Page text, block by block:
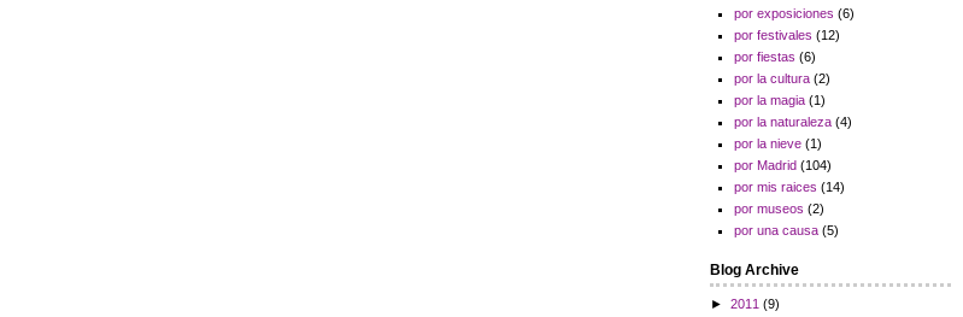
por exposiciones (6)
por festivales (12)
por fiestas (6)
por la cultura (2)
por la magia (1)
por la naturaleza (4)
por la nieve (1)
por Madrid (104)
por mis raices (14)
por museos (2)
por una causa (5)
Blog Archive
► 2011 (9)